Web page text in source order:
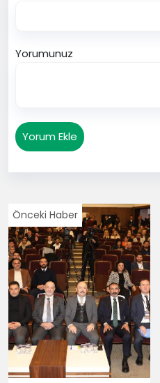
Yorumunuz
Yorum Ekle
Önceki Haber